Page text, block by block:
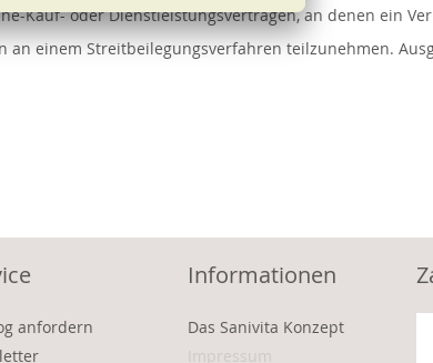
Kauf- oder Dienstleistungsverträgen, an denen ein
einem Streitbeilegungsverfahren teilzunehmen.
anfordern
Informationen
Das Sanivita Konzept
Impressum